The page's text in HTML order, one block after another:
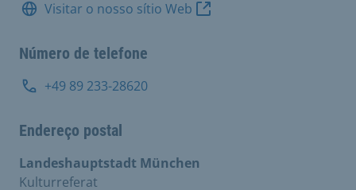
Visitar o nosso sítio Web
Número de telefone
+49 89 233-28620
Endereço postal
Landeshauptstadt München
Kulturreferat